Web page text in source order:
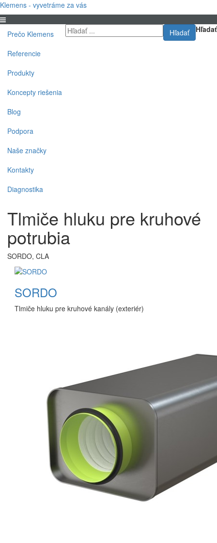
Klemens - vyvetráme za vás
Hľadať
Hľadať
Prečo Klemens
Referencie
Produkty
Koncepty riešenia
Blog
Podpora
Naše značky
Kontakty
Diagnostika
Tlmiče hluku pre kruhové
potrubia
SORDO, CLA
SORDO
Tlmiče hluku pre kruhové kanály (exteriér)